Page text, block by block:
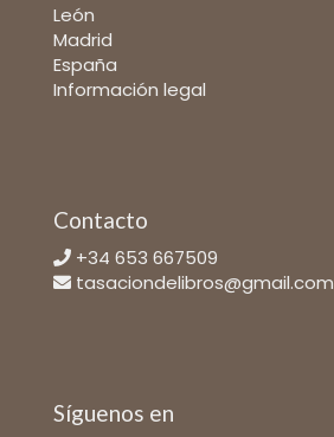
León
Madrid
España
Información legal
Contacto
+34 653 667509
tasaciondelibros@gmail.com
Síguenos en